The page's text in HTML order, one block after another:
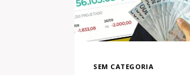
SEM CATEGORIA